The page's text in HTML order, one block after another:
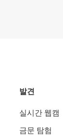
발견
실시간 웹캠
금문 탐험